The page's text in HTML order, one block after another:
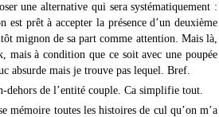
une alternative qui sera systématiquement :
prêt à accepter la présence d’un deuxième
mignon de sa part comme attention. Mais là,
à condition que ce soit avec une poupée
absurde mais je trouve pas lequel. Bref.
dehors de l’entité couple. Ca simplifie tout.
mémoire toutes les histoires de cul qu’on m’a